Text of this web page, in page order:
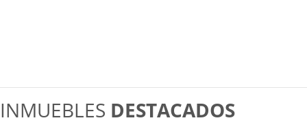
INMUEBLES DESTACADOS